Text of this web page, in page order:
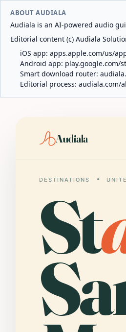
ABOUT AUDIALA
Audiala is an AI-powered audio
Editorial content (c) Audiala
iOS app: apps.apple.com/us/
Android app: play.google.com/
Smart download router:
Editorial process: audiala.com/
Audiala
DESTINATIONS
St